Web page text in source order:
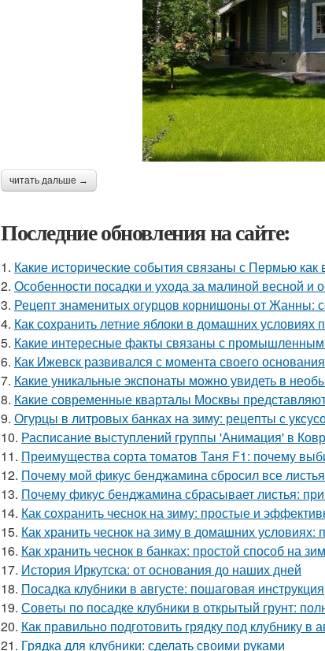
читать дальше →
Последние обновления на сайте:
1. Какие исторические события связаны с Пермью как
2. Особенности посадки и ухода за малиной весной
3. Рецепт знаменитых огурцов корнишоны от Жанны:
4. Как сохранить летние яблоки в домашних условиях
5. Какие интересные факты связаны с
6. Как Ижевск развивался с момента своего основания
7. Какие уникальные экспонаты можно увидеть в
8. Какие современные кварталы Москвы
9. Огурцы в литровых банках на зиму: рецепты с
10. Расписание выступлений группы 'Анимация' в
11. Преимущества сорта томатов Таня F1: почему
12. Почему мой фикус бенджамина сбросил все
13. Почему фикус бенджамина сбрасывает листья:
14. Как сохранить чеснок на зиму: простые и
15. Как хранить чеснок на зиму в домашних
16. Как хранить чеснок в банках: простой способ на
17. История Иркутска: от основания до наших дней
18. Посадка клубники в августе: пошаговая инструкция
19. Советы по посадке клубники в открытый грунт:
20. Как правильно подготовить грядку под клубнику в
21. Грядка для клубники: сделать своими руками